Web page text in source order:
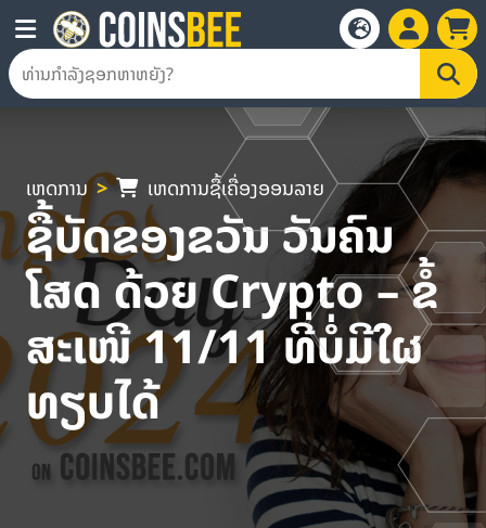
ເຫດການ ເຫດການຊື້ເຄື່ອງອອນລາຍ
ຊື້ບັດຂອງຂວັນ ວັນຄົນ
ໂສດ ດ້ວຍ Crypto – ຂໍ້
ສະເໜີ 11/11 ທີ່ບໍ່ມີໃຜ
ທຽບໄດ້